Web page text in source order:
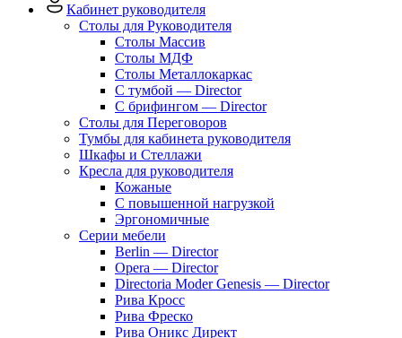
Кабинет руководителя
Столы для Руководителя
Столы Массив
Столы МДФ
Столы Металлокаркас
С тумбой — Director
C брифингом — Director
Столы для Переговоров
Тумбы для кабинета руководителя
Шкафы и Стеллажи
Кресла для руководителя
Кожаные
С повышенной нагрузкой
Эргономичные
Серии мебели
Berlin — Director
Opera — Director
Directoria Moder Genesis — Director
Рива Кросс
Рива Фреско
Рива Оникс Директ